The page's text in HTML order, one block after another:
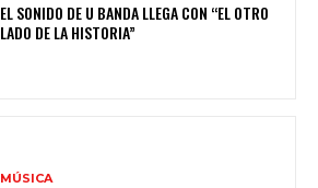
EL SONIDO DE U BANDA LLEGA CON “EL OTRO
LADO DE LA HISTORIA”
MÚSICA